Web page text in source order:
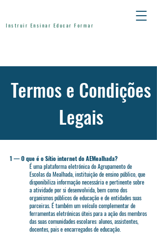
Instruir Ensinar Educar Formar
Termos e Condições
Legais
​1 — O que é o Sítio internet do AEMealhada?
É uma plataforma eletrónica do Agrupamento de
Escolas da Mealhada, instituição de ensino público, que
disponibiliza informação necessária e pertinente sobre
a atividade por si desenvolvida, bem como dos
organismos públicos de educação e de entidades suas
parceiras. É também um veículo complementar de
ferramentas eletrónicas úteis para a ação dos membros
das suas comunidades escolares: alunos, assistentes,
docentes, pais e encarregados de educação.